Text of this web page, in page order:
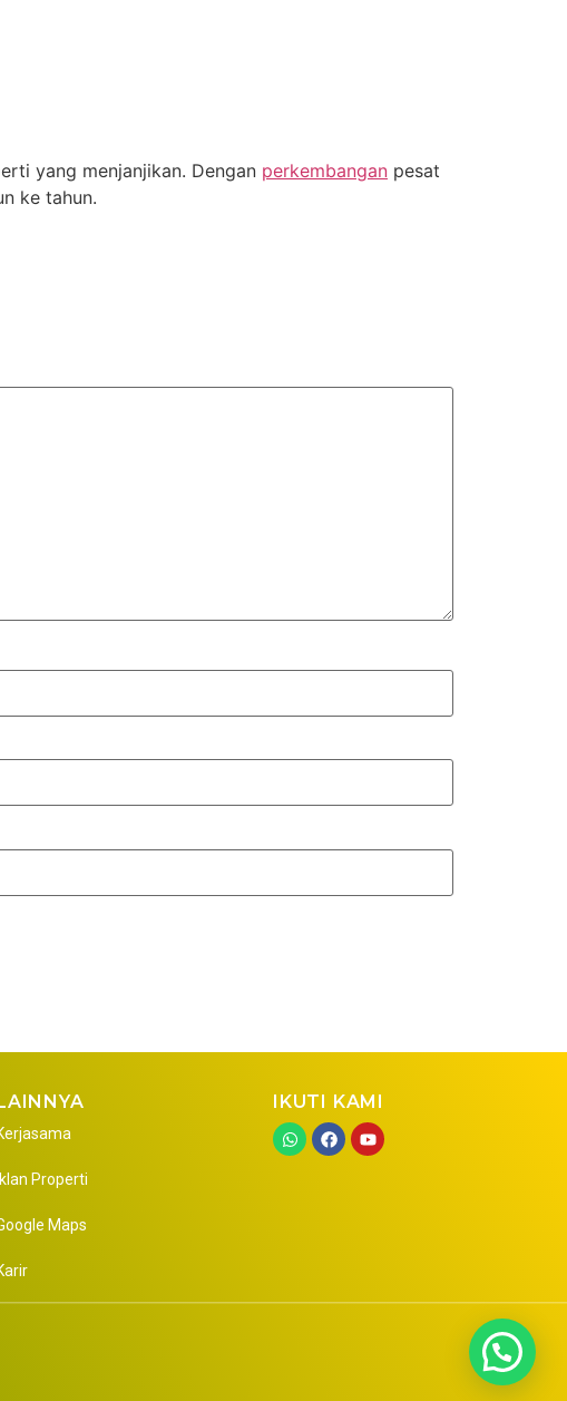
yang menjanjikan. Dengan perkembangan pesat
ke tahun.
Iklan Properti
Maps
IKUTI KAMI